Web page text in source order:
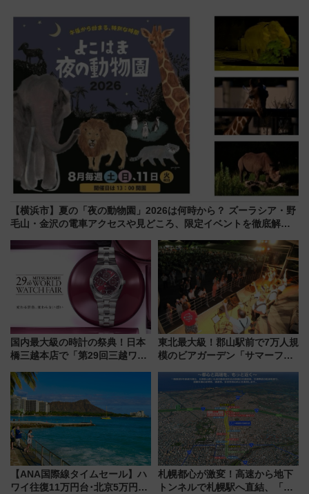
で極上の夏祭り鉄道旅を放送
を食べ比べ【7月25日・26日開
催】
【横浜市】夏の「夜の動物園」2026は何時から？ ズーラシア・野
毛山・金沢の電車アクセスや見どころ、限定イベントを徹底解
国内最大級の時計の祭典！日本
橋三越本店で「第29回三越ワー
【2026年8月5日～25日】
東北最大級！郡山駅前で7万人規
模のビアガーデン「サマーフェ
7/24-26開催！ 有料席はJRE
MALLで予約可能
【ANA国際線タイムセール】ハ
ワイ往復11万円台･北京5万円台
札幌都心が激変！高速から地下
トンネルで札幌駅へ直結、「創